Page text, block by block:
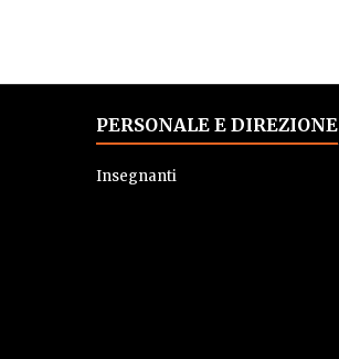
PERSONALE E DIREZIONE
Insegnanti